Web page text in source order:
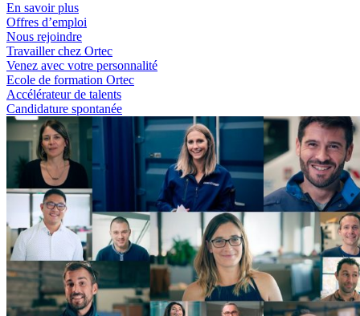
En savoir plus
Offres d’emploi
Nous rejoindre
Travailler chez Ortec
Venez avec votre personnalité
Ecole de formation Ortec
Accélérateur de talents
Candidature spontanée